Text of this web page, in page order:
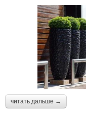
читать дальше →